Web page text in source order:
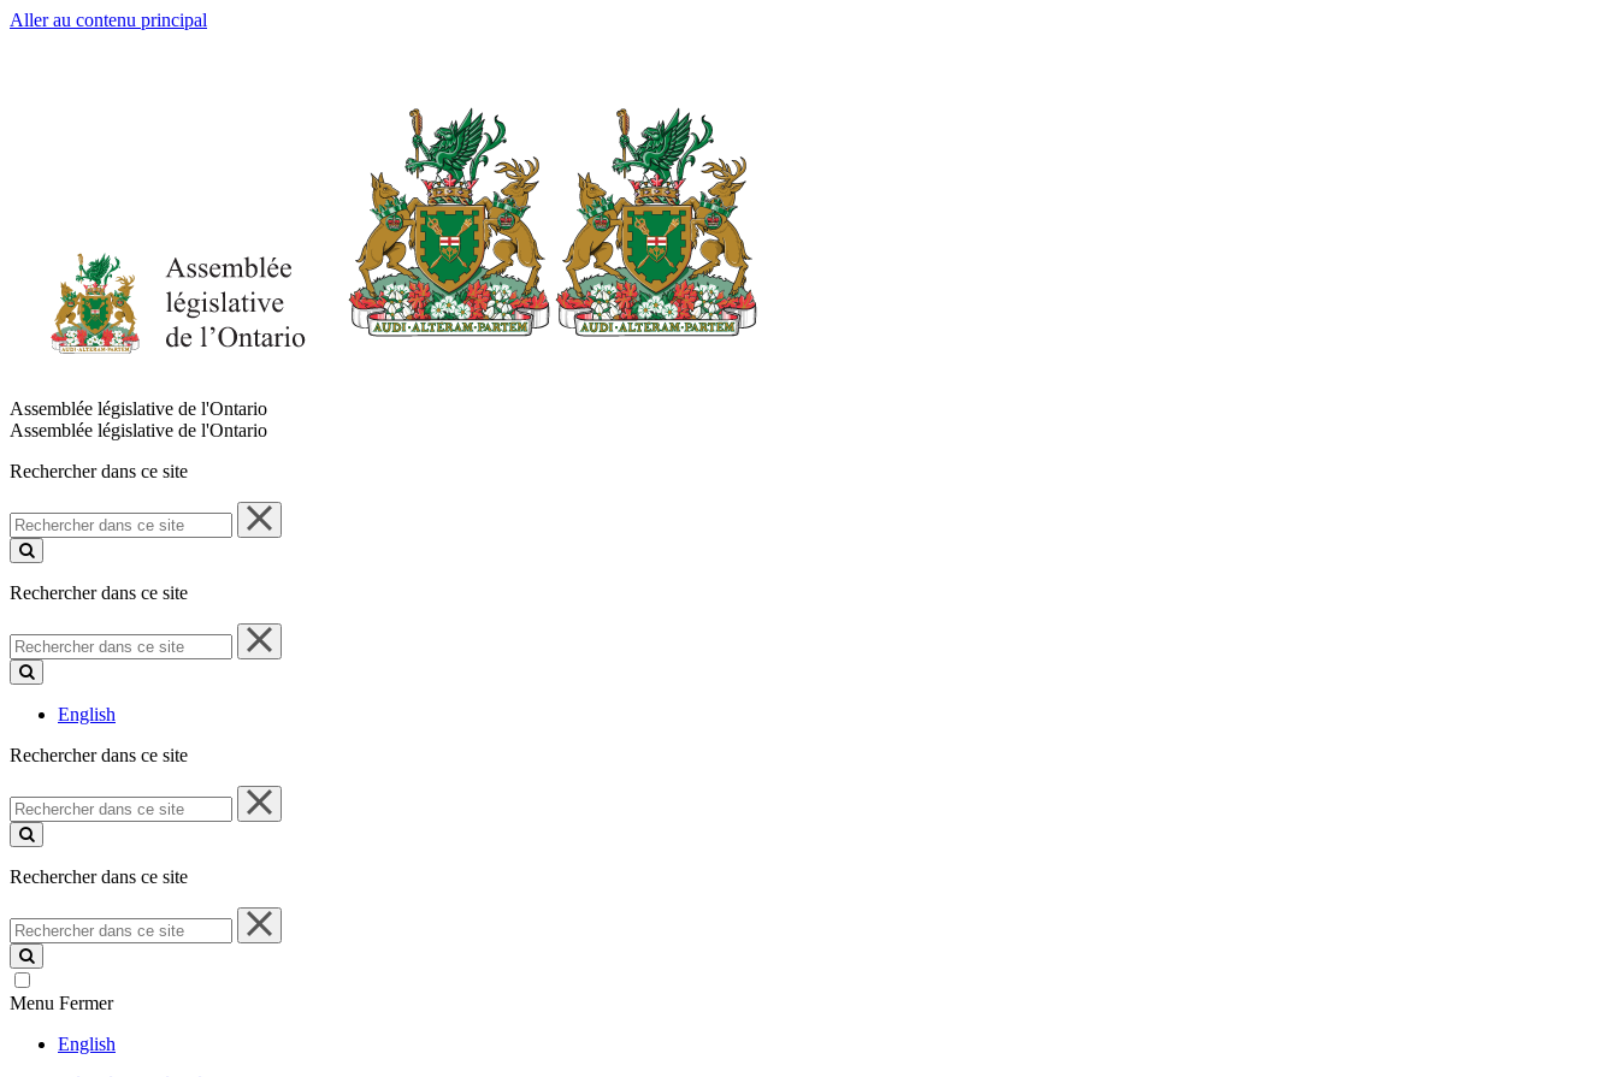
Aller au contenu principal
Assemblée législative de l'Ontario
Assemblée législative de l'Ontario
Rechercher dans ce site
Rechercher
dans
ce
Rechercher dans ce site
Rechercher
dans
ce
English
Rechercher dans ce site
Rechercher
dans
ce
Rechercher dans ce site
Rechercher
dans
ce
site
Menu Fermer
English